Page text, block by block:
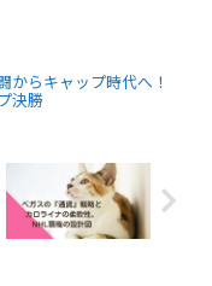
からキャップ時代へ！
決勝